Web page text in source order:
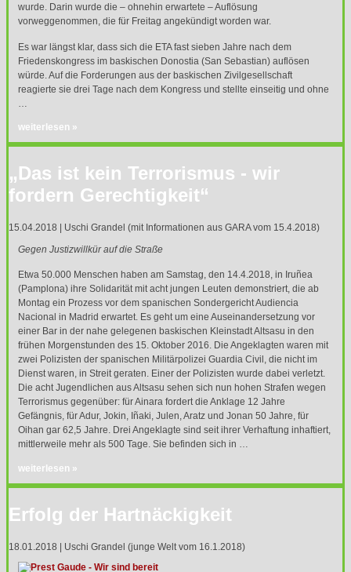
wurde. Darin wurde die – ohnehin erwartete – Auflösung
vorweggenommen, die für Freitag angekündigt worden war.
Es war längst klar, dass sich die ETAfast sieben Jahre nach dem
Friedenskongress im baskischen Donostia (San Sebastian) auflösen
würde. Auf die Forderungen aus der baskischen Zivilgesellschaft
reagierte sie drei Tage nach dem Kongress und stellte einseitig und ohne
weiterlesen »
„Das ist kein Terrorismus - wir
fordern Gerechtigkeit“
15.04.2018 | Uschi Grandel (mit Informationen aus GARA vom 15.4.2018)
Gegen Justizwillkür auf die Straße
Etwa 50.000 Menschen haben am Samstag, den 14.4.2018, in Iruñea
(Pamplona) ihre Solidarität mit acht jungen Leuten demonstriert, die ab
Montag ein Prozess vor dem spanischen Sondergericht Audiencia
Nacional in Madrid erwartet. Es geht um eine Auseinandersetzung vor
einer Bar in der nahe gelegenen baskischen Kleinstadt Altsasu in den
frühen Morgenstunden des 15. Oktober 2016. Die Angeklagten waren mit
zwei Polizisten der spanischen Militärpolizei Guardia Civil, die nicht im
Dienst waren, in Streit geraten. Einer der Polizisten wurde dabei verletzt.
Die acht Jugendlichen aus Altsasu sehen sich nun hohen Strafen wegen
Terrorismus gegenüber: für Ainara fordert die Anklage 12 Jahre
Gefängnis, für Adur, Jokin, Iñaki, Julen, Aratz und Jonan 50 Jahre, für
Oihan gar 62,5 Jahre. Drei Angeklagte sind seit ihrer Verhaftung inhaftiert,
mittlerweile mehr als 500 Tage. Sie befinden sich in …
weiterlesen »
Erfolg der Hartnäckigkeit
18.01.2018 | Uschi Grandel (junge Welt vom 16.1.2018)